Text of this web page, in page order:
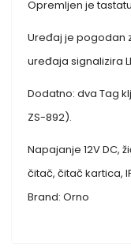
Opremljen je
Uređaj je pogodan
uređaja signalizira
Dodatno: dva Tag
ZS-892).
Napajanje 12V DC,
čitač, čitač kartica,
Brand: Orno